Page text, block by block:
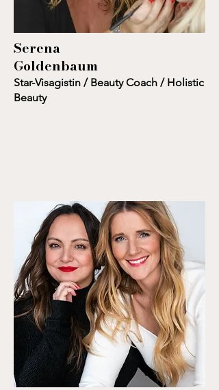
Serena
Goldenbaum
Star-Visagistin / Beauty Coach / Holistic
Beauty